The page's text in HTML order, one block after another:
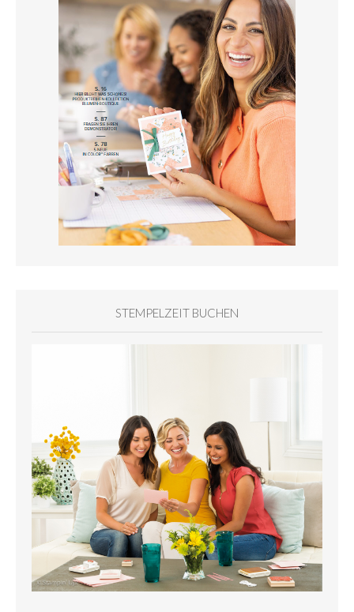
STEMPELZEIT BUCHEN